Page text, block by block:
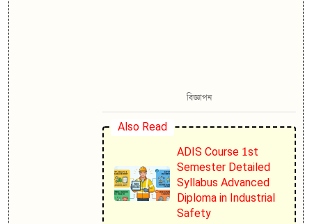
বিজ্ঞাপন
Also Read
ADIS Course 1st
Semester Detailed
Syllabus Advanced
Diploma in Industrial
Safety